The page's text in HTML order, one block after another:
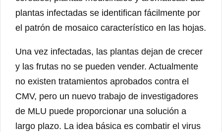
plantas infectadas se identifican fácilmente por
el patrón de mosaico característico en las hojas.
Una vez infectadas, las plantas dejan de crecer
y las frutas no se pueden vender. Actualmente
no existen tratamientos aprobados contra el
CMV, pero un nuevo trabajo de investigadores
de MLU puede proporcionar una solución a
largo plazo. La idea básica es combatir el virus